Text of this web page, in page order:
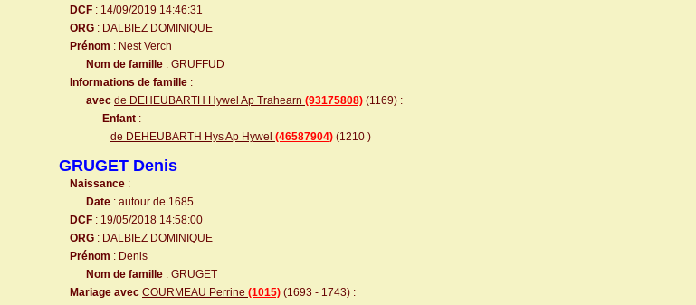
DCF : 14/09/2019 14:46:31
ORG : DALBIEZ DOMINIQUE
Prénom : Nest Verch
Nom de famille : GRUFFUD
Informations de famille :
avec de DEHEUBARTH Hywel Ap Trahearn (93175808) (1169) :
Enfant :
de DEHEUBARTH Hys Ap Hywel (46587904) (1210 )
GRUGET Denis
Naissance :
Date : autour de 1685
DCF : 19/05/2018 14:58:00
ORG : DALBIEZ DOMINIQUE
Prénom : Denis
Nom de famille : GRUGET
Mariage avec COURMEAU Perrine (1015) (1693 - 1743) :